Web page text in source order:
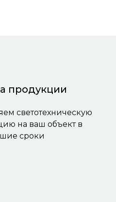
светотехническую
на ваш объект в
сроки
продукции